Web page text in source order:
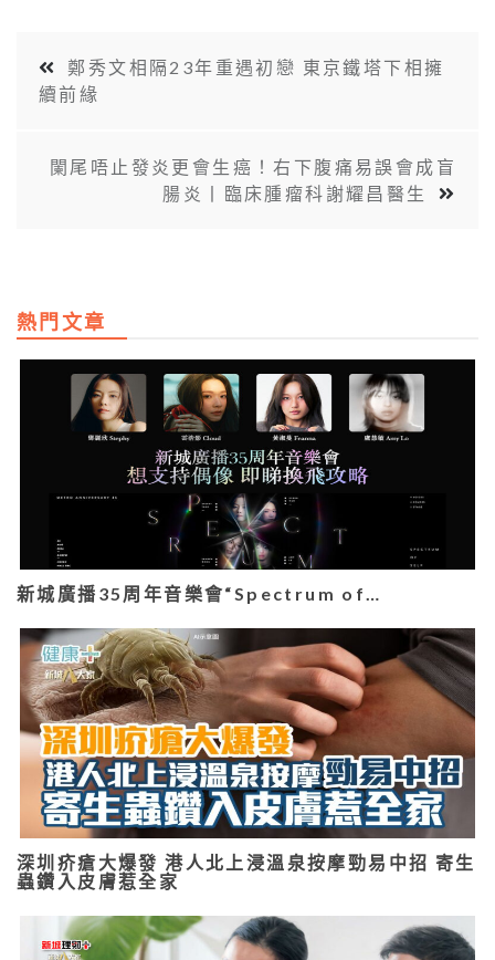
鄭秀文相隔23年重遇初戀 東京鐵塔下相擁
續前緣
闌尾唔止發炎更會生癌！右下腹痛易誤會成盲
腸炎丨臨床腫瘤科謝耀昌醫生
熱門文章
新城廣播35周年音樂會“Spectrum of…
深圳疥瘡大爆發 港人北上浸溫泉按摩勁易中招 寄生
蟲鑽入皮膚惹全家